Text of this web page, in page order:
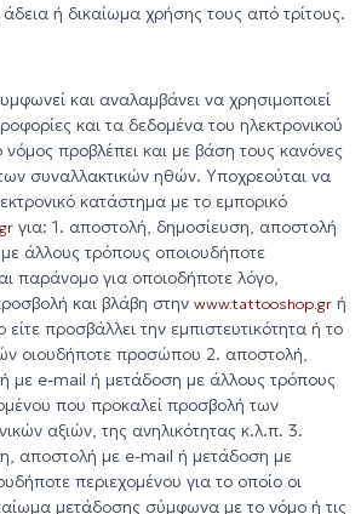
ή δικαίωμα χρήσης τους από τρίτους.
και αναλαμβάνει να χρησιμοποιεί
και τα δεδομένα του ηλεκτρονικού
προβλέπει και με βάση τους κανόνες
συναλλακτικών ηθών. Υποχρεούται να
κατάστημα με το εμπορικό
για: 1. αποστολή, δημοσίευση, αποστολή
άλλους τρόπους οποιουδήποτε
παράνομο για οποιοδήποτε λόγο,
και βλάβη στην www.tattooshop.grή
είτε προσβάλλει την εμπιστευτικότητα ή το
οιουδήποτε προσώπου 2. αποστολή,
με e-mail ή μετάδοση με άλλους τρόπους
που προκαλεί προσβολή των
αξιών, της ανηλικότητας κ.λ.π. 3.
αποστολή με e-mail ή μετάδοση με
περιεχομένου για το οποίο οι
μετάδοσης σύμφωνα με το νόμο ή τις